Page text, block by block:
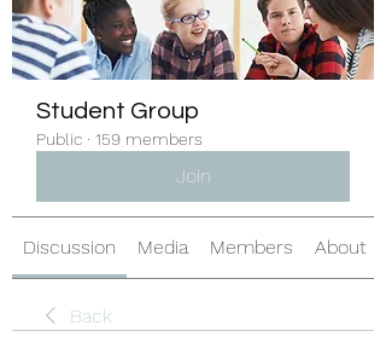
Student Group
Public · 159 members
Join
Discussion Media Members About
Back